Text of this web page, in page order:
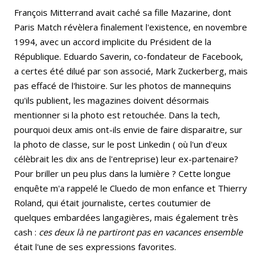
François Mitterrand avait caché sa fille Mazarine, dont
Paris Match révèlera finalement l'existence, en novembre
1994, avec un accord implicite du Président de la
République. Eduardo Saverin, co-fondateur de Facebook,
a certes été dilué par son associé, Mark Zuckerberg, mais
pas effacé de l'histoire. Sur les photos de mannequins
qu'ils publient, les magazines doivent désormais
mentionner si la photo est retouchée. Dans la tech,
pourquoi deux amis ont-ils envie de faire disparaitre, sur
la photo de classe, sur le post Linkedin ( où l'un d'eux
célèbrait les dix ans de l'entreprise) leur ex-partenaire?
Pour briller un peu plus dans la lumière ? Cette longue
enquête m'a rappelé le Cluedo de mon enfance et Thierry
Roland, qui était journaliste, certes coutumier de
quelques embardées langagières, mais également très
cash : ces deux là ne partiront pas en vacances ensemble
était l'une de ses expressions favorites.